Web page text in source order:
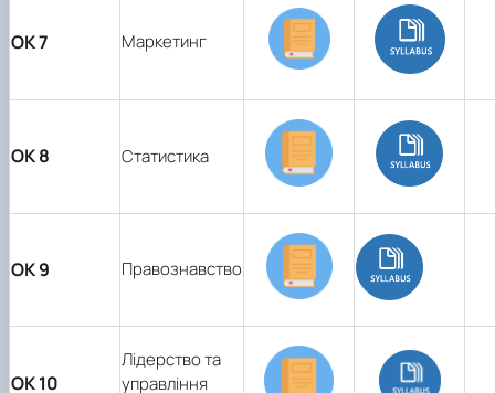
ОК 7 Маркетинг
ОК 8 Статистика
ОК 9 Правознавство
ОК 10
Лідерство та
управління